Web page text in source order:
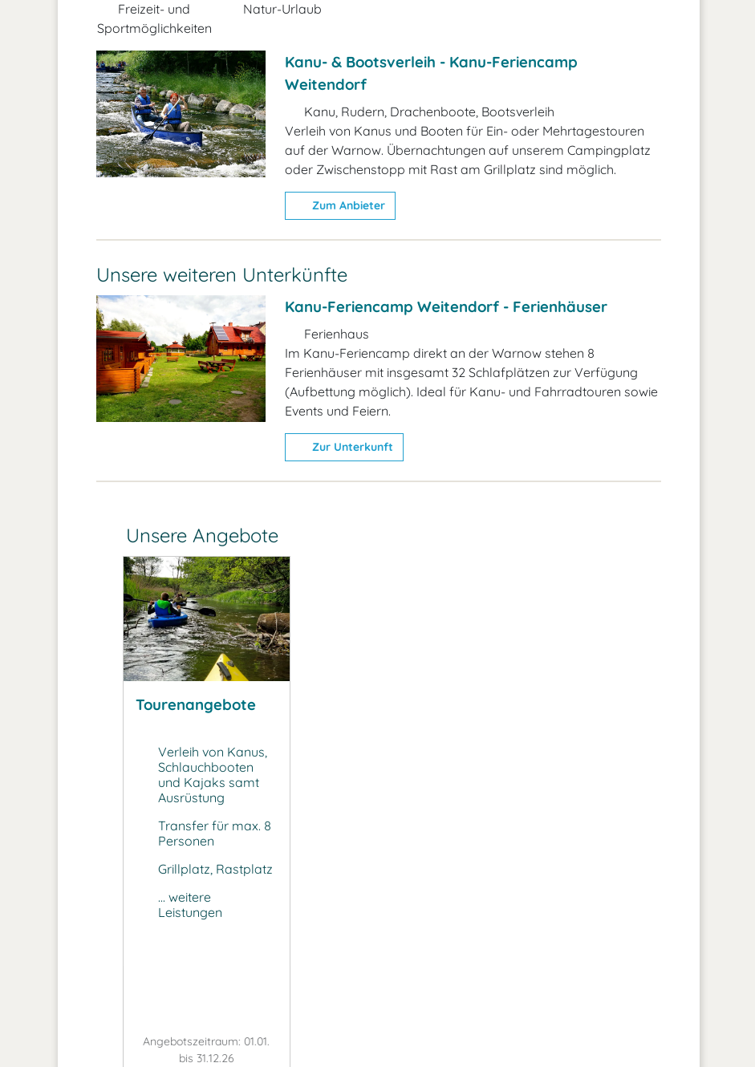
Freizeit- und
Sportmöglichkeiten
Natur-Urlaub
Kanu- & Bootsverleih - Kanu-Feriencamp
Weitendorf
Kanu, Rudern, Drachenboote, Bootsverleih
Verleih von Kanus und Booten für Ein- oder Mehrtagestouren
auf der Warnow. Übernachtungen auf unserem Campingplatz
oder Zwischenstopp mit Rast am Grillplatz sind möglich.
Zum Anbieter
Unsere weiteren Unterkünfte
Kanu-Feriencamp Weitendorf - Ferienhäuser
Ferienhaus
Im Kanu-Feriencamp direkt an der Warnow stehen 8
Ferienhäuser mit insgesamt 32 Schlafplätzen zur Verfügung
(Aufbettung möglich). Ideal für Kanu- und Fahrradtouren sowie
Events und Feiern.
Zur Unterkunft
Unsere Angebote
Tourenangebote
Verleih von Kanus,
Schlauchbooten
und Kajaks samt
Ausrüstung
Transfer für max. 8
Personen
Grillplatz, Rastplatz
... weitere
Leistungen
Angebotszeitraum: 01.01.
bis 31.12.26